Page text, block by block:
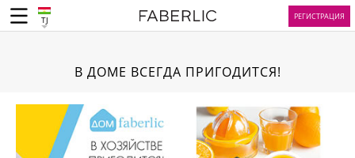
TJ РЕГИСТРАЦИЯ
В ДОМЕ ВСЕГДА ПРИГОДИТСЯ!